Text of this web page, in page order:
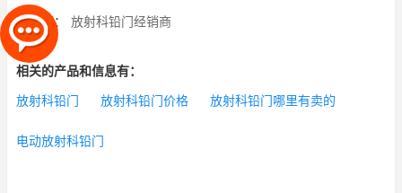
下一篇： 放射科铅门经销商
相关的产品和信息有：
放射科铅门 放射科铅门价格 放射科铅门哪里有卖的
电动放射科铅门